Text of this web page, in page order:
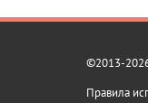
©2013-
Правила